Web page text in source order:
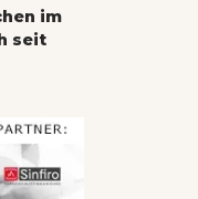
im
seit